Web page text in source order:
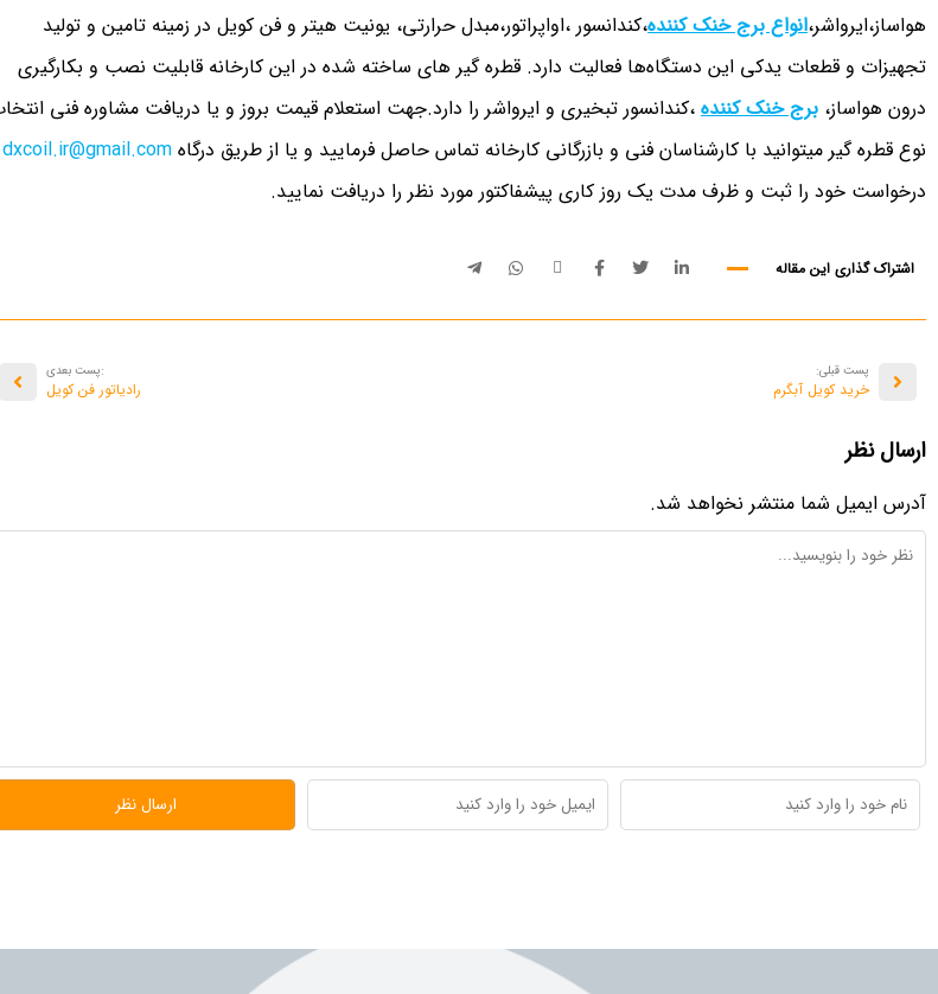
هواساز،ایرواشر،انواع برج خنک کننده،کندانسور ،اواپراتور،مبدل حرارتی، یونیت هیتر و فن کویل در زمینه تامین و تولید
تجهیزات و قطعات یدکی این دستگاه‌ها فعالیت دارد. قطره گیر های ساخته شده در این کارخانه قابلیت نصب و بکارگیری
درون هواساز، برج خنک کننده ،کندانسور تبخیری و ایرواشر را دارد.جهت استعلام قیمت بروز و یا دریافت مشاوره فنی
نوع قطره گیر میتوانید با کارشناسان فنی و بازرگانی کارخانه تماس حاصل فرمایید و یا از طریق درگاه dxcoil.ir@gmail.com
درخواست خود را ثبت و ظرف مدت یک روز کاری پیشفاکتور مورد نظر را دریافت نمایید.
اشتراک گذاری این مقاله
پست قبلی:
خرید کویل آبگرم
:پست بعدی
رادیاتور فن کویل
ارسال نظر
آدرس ایمیل شما منتشر نخواهد شد.